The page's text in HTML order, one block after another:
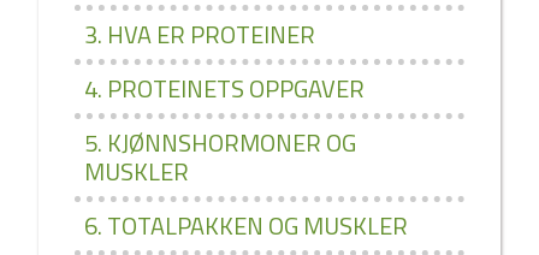
3. HVA ER PROTEINER
4. PROTEINETS OPPGAVER
5. KJØNNSHORMONER OG
MUSKLER
6. TOTALPAKKEN OG MUSKLER